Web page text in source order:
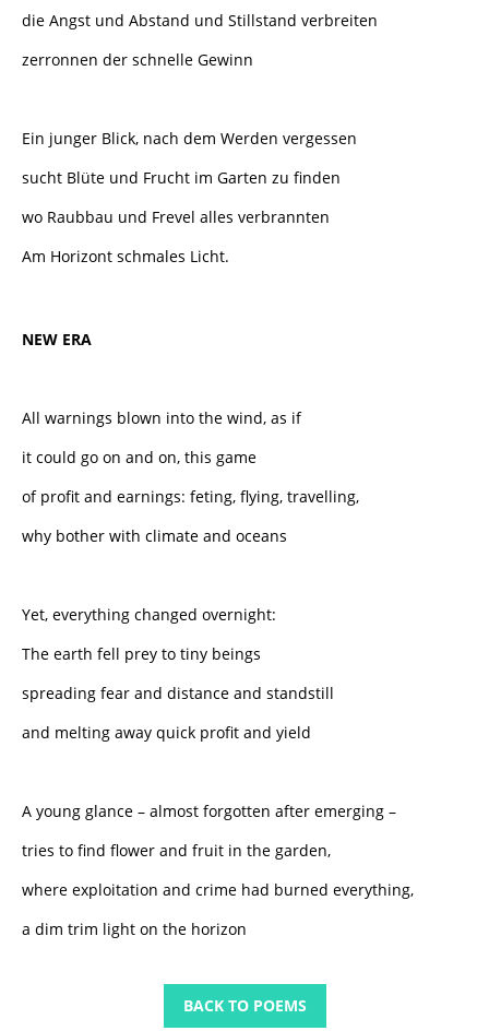
die Angst und Abstand und Stillstand verbreiten
zerronnen der schnelle Gewinn
Ein junger Blick, nach dem Werden vergessen
sucht Blüte und Frucht im Garten zu finden
wo Raubbau und Frevel alles verbrannten
Am Horizont schmales Licht.
NEW ERA
All warnings blown into the wind, as if
it could go on and on, this game
of profit and earnings: feting, flying, travelling,
why bother with climate and oceans
Yet, everything changed overnight:
The earth fell prey to tiny beings
spreading fear and distance and standstill
and melting away quick profit and yield
A young glance – almost forgotten after emerging –
tries to find flower and fruit in the garden,
where exploitation and crime had burned everything,
a dim trim light on the horizon
BACK TO POEMS